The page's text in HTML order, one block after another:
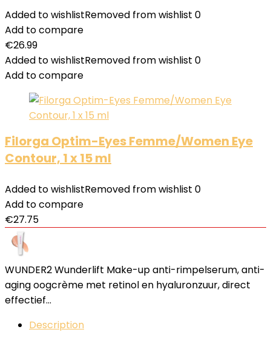
Added to wishlistRemoved from wishlist 0
Add to compare
€26.99
Added to wishlistRemoved from wishlist 0
Add to compare
Filorga Optim-Eyes Femme/Women Eye
Contour, 1 x 15 ml
Added to wishlistRemoved from wishlist 0
Add to compare
€27.75
WUNDER2 Wunderlift Make-up anti-rimpelserum, anti-
aging oogcrème met retinol en hyaluronzuur, direct
effectief…
Description